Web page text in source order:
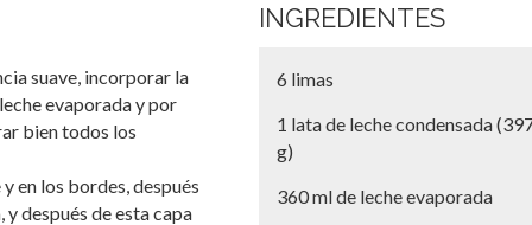
INGREDIENTES
6 limas
1 lata de leche condensada
g)
360 ml de leche evaporada
suave, incorporar la
evaporada y por
bien todos los
en los bordes, después
después de esta capa